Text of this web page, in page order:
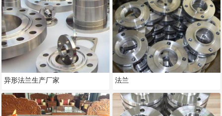
异形法兰生产厂家 法兰